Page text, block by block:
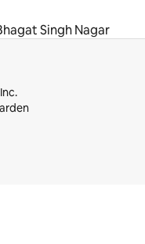
Singh Nagar